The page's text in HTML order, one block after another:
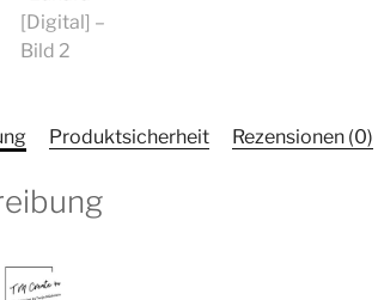
Produktsicherheit Rezensionen (0)